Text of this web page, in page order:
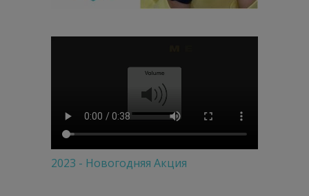
2023 - Новогодняя Акция